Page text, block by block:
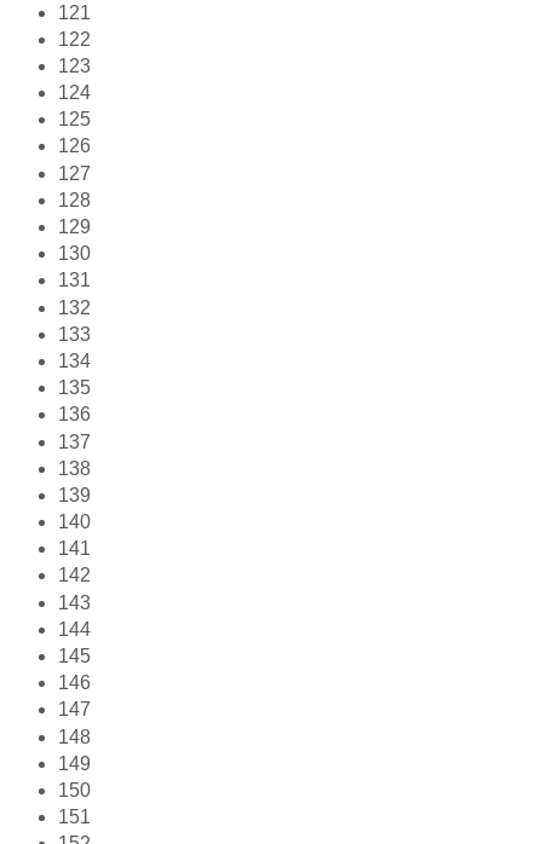
121
122
123
124
125
126
127
128
129
130
131
132
133
134
135
136
137
138
139
140
141
142
143
144
145
146
147
148
149
150
151